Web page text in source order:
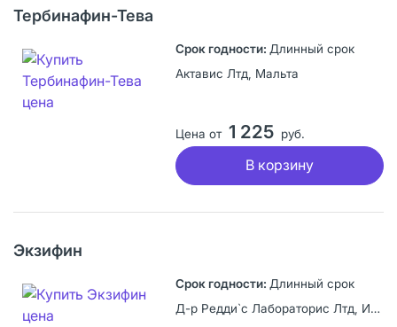
Тербинафин-Тева
Длинный срок
Актавис Лтд, Мальта
Цена от 1 225 руб.
В корзину
Экзифин
Длинный срок
Д-р Редди`с Лабораторис Лтд, Индия